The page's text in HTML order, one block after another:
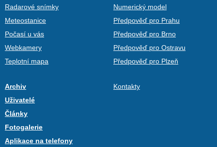
Radarové snímky
Meteostanice
Počasí u vás
Webkamery
Teplotní mapa
Numerický model
Předpověď pro Prahu
Předpověď pro Brno
Předpověď pro Ostravu
Předpověď pro Plzeň
Archiv
Uživatelé
Články
Fotogalerie
Aplikace na telefony
Kontakty